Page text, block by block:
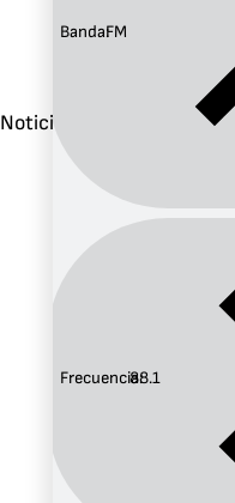
Noticias
Banda:FM
Frecuencia:88.1